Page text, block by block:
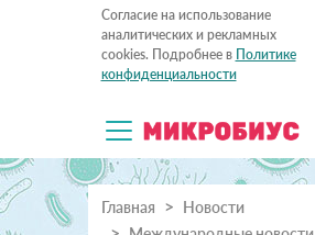
Согласие на использование
аналитических и рекламных
cookies. Подробнее в Политике
конфиденциальности
Главная
Новости